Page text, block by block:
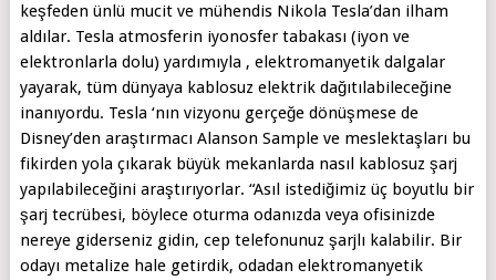
keşfeden ünlü mucit ve mühendis Nikola Tesla’dan ilham
aldılar. Tesla atmosferin iyonosfer tabakası (iyon ve
elektronlarla dolu) yardımıyla , elektromanyetik dalgalar
yayarak, tüm dünyaya kablosuz elektrik dağıtılabileceğine
inanıyordu. Tesla ‘nın vizyonu gerçeğe dönüşmese de
Disney’den araştırmacı Alanson Sample ve meslektaşları bu
fikirden yola çıkarak büyük mekanlarda nasıl kablosuz şarj
yapılabileceğini araştırıyorlar. “Asıl istediğimiz üç boyutlu bir
şarj tecrübesi, böylece oturma odanızda veya ofisinizde
nereye giderseniz gidin, cep telefonunuz şarjlı kalabilir. Bir
odayı metalize hale getirdik, odadan elektromanyetik